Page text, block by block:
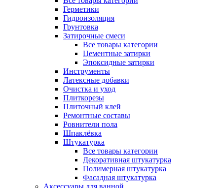
Герметики
Гидроизоляция
Грунтовка
Затирочные смеси
Все товары категории
Цементные затирки
Эпоксидные затирки
Инструменты
Латексные добавки
Очистка и уход
Плиткорезы
Плиточный клей
Ремонтные составы
Ровнители пола
Шпаклёвка
Штукатурка
Все товары категории
Декоративная штукатурка
Полимерная штукатурка
Фасадная штукатурка
Аксессуары для ванной